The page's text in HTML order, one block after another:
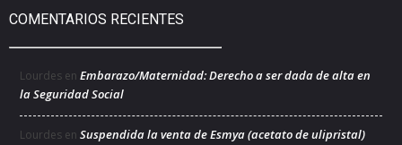
COMENTARIOS RECIENTES
Lourdes en Embarazo/Maternidad: Derecho a ser dada de alta en
la Seguridad Social
Lourdes en Suspendida la venta de Esmya (acetato de ulipristal)